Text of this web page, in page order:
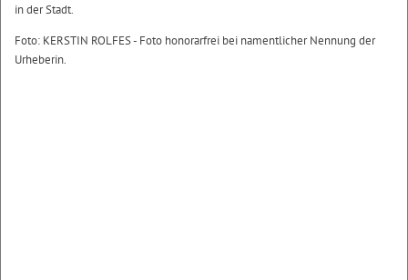
in der Stadt.
Foto: KERSTIN ROLFES - Foto honorarfrei bei namentlicher Nennung der
Urheberin.